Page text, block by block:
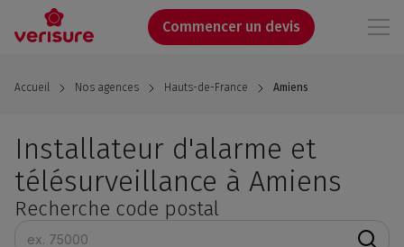
contenu
Commencer un devis
Accueil Nos agences Hauts-de-France Amiens
Installateur d'alarme et
télésurveillance à Amiens
Recherche code postal